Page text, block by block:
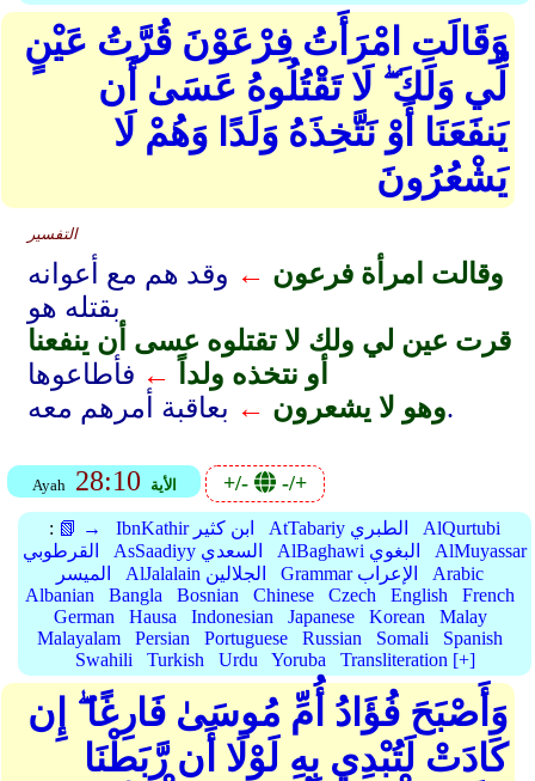
وَقَالَتِ امْرَأَتُ فِرْعَوْنَ قُرَّتُ عَيْنٍ
لِّي وَلَكَ ۖ لَا تَقْتُلُوهُ عَسَىٰ أَن
يَنفَعَنَا أَوْ نَتَّخِذَهُ وَلَدًا وَهُمْ لَا
يَشْعُرُونَ
التفسير
وقالت امرأة فرعون ← وقد هم مع أعوانه
بقتله هو
قرت عين لي ولك لا تقتلوه عسى أن ينفعنا
أو نتخذه ولداً
← فأطاعوها
وهو لا يشعرون ← بعاقبة أمرهم معه.
Ayah 28:10 الأية +/- -/+
: 📗 → IbnKathir ابن كثير AtTabariy الطبري
AlQurtubi
القرطوبي
AsSaadiyy السعدي AlBaghawi البغوي
AlMuyassar
الميسر
AlJalalain الجلالين Grammar الإعراب
Arabic
Albanian
Bangla Bosnian Chinese Czech English
French
German
Hausa Indonesian Japanese Korean
Malay
Malayalam
Persian Portuguese Russian Somali
Spanish
Swahili
Turkish Urdu Yoruba Transliteration [+]
وَأَصْبَحَ فُؤَادُ أُمِّ مُوسَىٰ فَارِغًا ۖ إِن
كَادَتْ لَتُبْدِي بِهِ لَوْلَا أَن رَّبَطْنَا